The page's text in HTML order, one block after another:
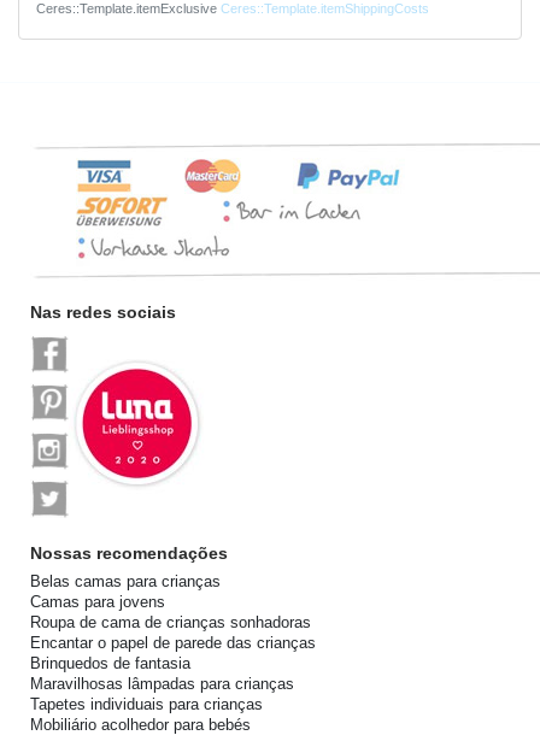
Ceres::Template.itemExclusive Ceres::Template.itemShippingCosts
Nas redes sociais
Nossas recomendações
Belas camas para crianças
Camas para jovens
Roupa de cama de crianças sonhadoras
Encantar o papel de parede das crianças
Brinquedos de fantasia
Maravilhosas lâmpadas para crianças
Tapetes individuais para crianças
Mobiliário acolhedor para bebés